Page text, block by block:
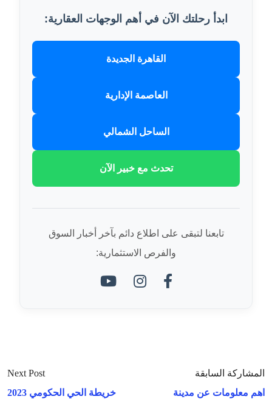
ابدأ رحلتك الآن في أهم الوجهات العقارية:
القاهرة الجديدة
العاصمة الإدارية
الساحل الشمالي
تحدث مع خبير الآن
تابعنا لتبقى على اطلاع دائم بآخر أخبار السوق
والفرص الاستثمارية:
المشاركة السابقة
اهم معلومات عن مدينة
Next Post
خريطة الحي الحكومي 2023